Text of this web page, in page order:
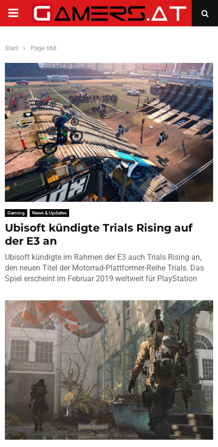
PRIMARY
Start Page 668
Gaming News & Updates
Ubisoft kündigte Trials Rising auf
der E3 an
Ubisoft kündigte im Rahmen der E3 auch Trials Rising an,
den neuen Titel der Motorrad-Plattformer-Reihe Trials. Das
Spiel erscheint im Februar 2019 weltweit für PlayStation